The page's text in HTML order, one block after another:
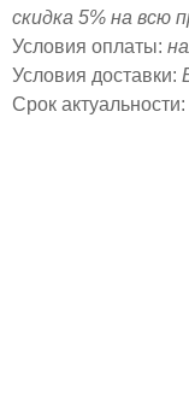
скидка 5% на всю
Условия оплаты:
Условия доставки:
Срок актуальности: